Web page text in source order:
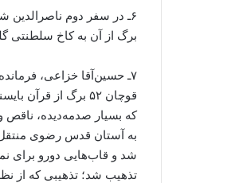
۶ـ در سفر دوم ناصرالدین
برگ از آن به کاخ سلطنتی
۷ـ حسین‌آقا خزاعی،
قوچان ۵۲ برگ از
که بسیار صدمه‌دیده، ناقص
به آستان قدس رضوی
شد و قاب‌هایی دورو برای
تذهیب شد؛ تذهیبی که از